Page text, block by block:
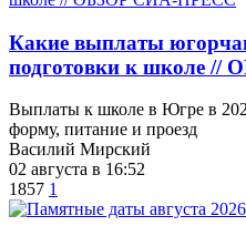
Какие выплаты
подготовки к школе
Выплаты к школе в Югре в
форму, питание и проезд
Василий Мирский
02 августа в 16:52
1857 1